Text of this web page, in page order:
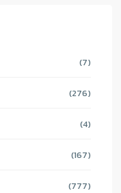
(7)
(276)
(4)
(167)
(777)